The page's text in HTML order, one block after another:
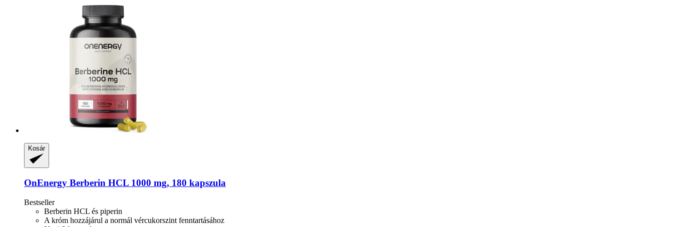
Kosár
OnEnergy Berberin HCL 1000 mg, 180 kapszula
Bestseller
Berberin HCL és piperin
A króm hozzájárul a normál vércukorszint fenntartásához